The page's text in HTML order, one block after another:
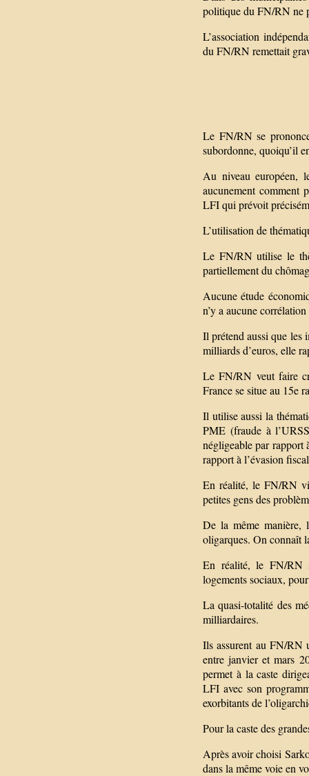
politique du FN/RN ne
L’association
du FN/RN remettait
Le FN/RN se
subordonne, quoiqu’il
Au niveau européen,
aucunement comment
LFI qui prévoit
L’utilisation de
Le FN/RN utilise le
partiellement du
Aucune étude
n’y a aucune
Il prétend aussi que les
milliards d’euros, elle
Le FN/RN veut faire
France se situe au 15e
Il utilise aussi la
PME (fraude à
négligeable par rapport
rapport à l’évasion
En réalité, le FN/RN
petites gens des
De la même manière,
oligarques. On connaît
En réalité, le FN/RN
logements sociaux,
La quasi-totalité des
milliardaires.
Ils assurent au FN/RN
entre janvier et mars
permet à la caste
LFI avec son
exorbitants de
Pour la caste des
Après avoir choisi
dans la même voie en